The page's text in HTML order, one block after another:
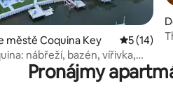
5 z 5, 20 hodnocení
městě Coquina Key Průměrné
5 (14)
nábřeží, bazén, vířivka,
Pronájmy